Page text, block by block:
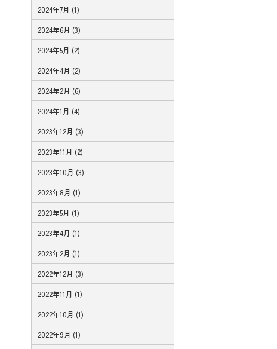
2024年7月 (1)
2024年6月 (3)
2024年5月 (2)
2024年4月 (2)
2024年2月 (6)
2024年1月 (4)
2023年12月 (3)
2023年11月 (2)
2023年10月 (3)
2023年8月 (1)
2023年5月 (1)
2023年4月 (1)
2023年2月 (1)
2022年12月 (3)
2022年11月 (1)
2022年10月 (1)
2022年9月 (1)